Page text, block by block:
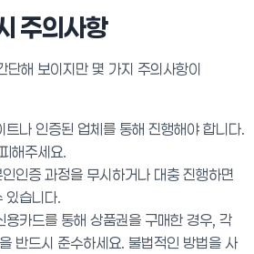
주의사항
단해 보이지만 몇 가지 주의사항이
트나 인증된 업체를 통해 진행해야 합니다.
해주세요.
인인증 과정을 무시하거나 대충 진행하면
있습니다.
용카드를 통해 상품권을 구매한 경우, 각
반드시 준수하세요. 불법적인 방법을 사